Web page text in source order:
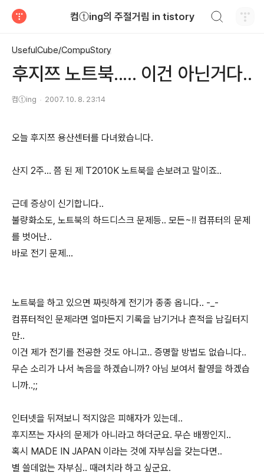
컴ⓣing의 주절거림 in tistory
UsefulCube/CompuStory
후지쯔 노트북..... 이건 아닌거다..
컴ⓣing 2007. 10. 8. 23:14
오늘 후지쯔 용산센터를 다녀왔습니다.
산지 2주... 쯤 된 제 T2010K 노트북을 손보려고 말이죠..
근데 증상이 신기합니다..
불량화소도, 노트북의 하드디스크 문제등.. 모든~!! 컴퓨터의 문제
를 벗어난..
바로 전기 문제...
노트북을 하고 있으면 짜릿하게 전기가 종종 옵니다.. -_-
컴퓨터적인 문제라면 얼마든지 기록을 남기거나 흔적을 남길터지
만..
이건 제가 전기를 전공한 것도 아니고.. 증명할 방법도 없습니다..
무슨 소리가 나서 녹음을 하겠습니까? 아님 보여서 촬영을 하겠습
니까..;;
인터넷을 뒤져보니 적지않은 피해자가 있는데..
후지쯔는 자사의 문제가 아니라고 하더군요. 무슨 배짱인지..
혹시 MADE IN JAPAN 이라는 것에 자부심을 갖는다면..
별 쓸데없는 자부심.. 때려치라 하고 싶군요.